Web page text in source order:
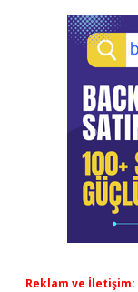
Reklam ve İletişim: